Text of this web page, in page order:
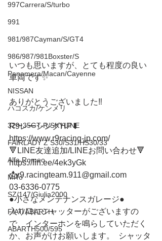
997Carrera/S/turbo
991
981/987Cayman/S/GT4
986/987/981Boxster/S
Panamera/Macan/Cayenne
NISSAN
ハコスカ/ケンメリ
32〜35GT-R/SKYLINE
FAIRLADY Z S30/S31/HS30/33
Alfa Romeo
MiTo
SZ/147/Giulia2000
FIAT/ABARTH
ABARTH500/595
いつも思いますが、とても程度の良い
車両です✨
ありがとうございました‼️
R9レーシングHP⬇︎
https://www.r9racing-jp.com/
🔻LINE友達追加/LINEお問い合わせ🔻
https://lin.ee/4ek3yGk
📩r9.racingteam.911@gmail.com
03-6336-0775
●小さなメンテナンスガレージ●
入り口にシャッターがございますの
で、インターホンを鳴らしていただく
か、お声がけお願いします。  シャッタ